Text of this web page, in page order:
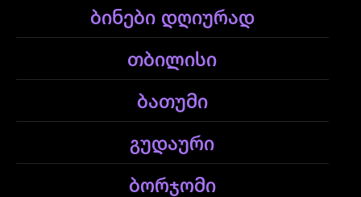
ბინები დღიურად
თბილისი
ბათუმი
გუდაური
ბორჯომი